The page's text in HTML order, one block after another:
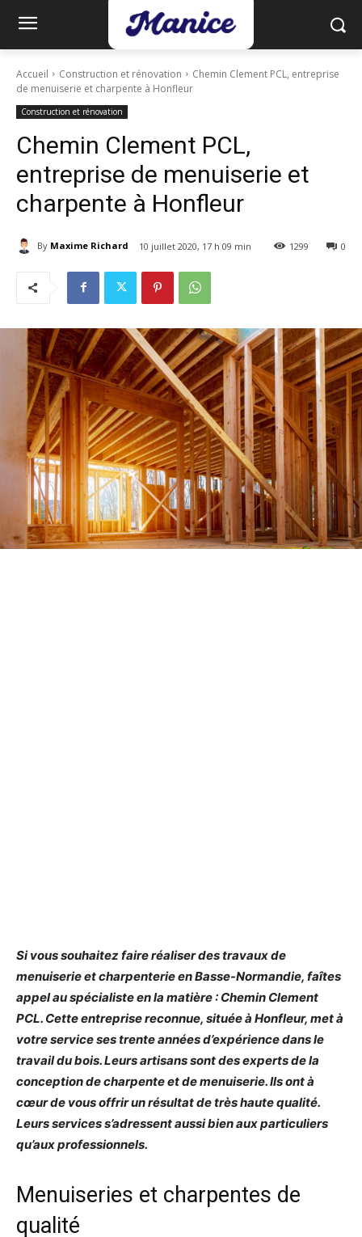
Accueil Construction et rénovation
Chemin Clement PCL, entreprise
de menuiserie et charpente à Honfleur
Construction et rénovation
Chemin Clement PCL,
entreprise de menuiserie et
charpente à Honfleur
By Maxime Richard 10 juillet 2020, 17 h 09 min 0
1299
Si vous souhaitez faire réaliser des travaux de
menuiserie et charpenterie en Basse-Normandie, faîtes
appel au spécialiste en la matière : Chemin Clement
PCL. Cette entreprise reconnue, située à Honfleur, met à
votre service ses trente années d’expérience dans le
travail du bois. Leurs artisans sont des experts de la
conception de charpente et de menuiserie. Ils ont à
cœur de vous offrir un résultat de très haute qualité.
Leurs services s’adressent aussi bien aux particuliers
qu’aux professionnels.
Menuiseries et charpentes de
qualité